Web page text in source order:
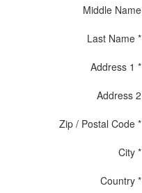
Middle Name
Last Name *
Address 1 *
Address 2
Zip / Postal Code *
City *
Country *